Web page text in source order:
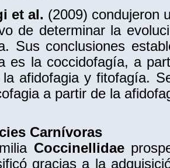
et al. (2009) condujeron
de determinar la
Sus conclusiones
es la coccidofagía, a
la afidofagia y fitofagía.
a partir de la
Carnívoras
Coccinellidae
gracias a la